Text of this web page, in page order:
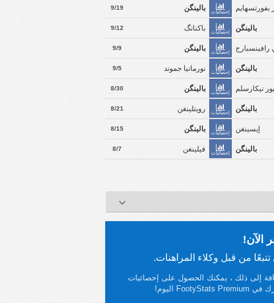
9/19 بالينگن إحصائيات
9/12 باكنانگ إحصائيات بالينگن
9/9 بالينگن إحصائيات
9/5 نورمانيا جموند إحصائيات بالينگن
8/30 بالينگن إحصائيات نيكارسلم
8/21 رويتلينغن إحصائيات بالينگن
8/15 بالينگن إحصائيات إيسينغن
8/7 فيلينغن إحصائيات بالينگن
إلى ذلك ، يمكنك الحصول على إحصائيات